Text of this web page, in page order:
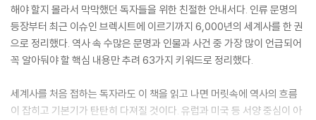
해야 할지 몰라서 막막했던 독자들을 위한 친절한 안내서다. 인류 문명의
등장부터 최근 이슈인 브렉시트에 이르기까지 6,000년의 세계사를 한 권
으로 정리했다. 역사 속 수많은 문명과 인물과 사건 중 가장 많이 언급되어
꼭 알아둬야 할 핵심 내용만 추려 63가지 키워드로 정리했다.
세계사를 처음 접하는 독자라도 이 책을 읽고 나면 머릿속에 역사의 흐름
이 잡히고 기본기가 탄탄히 다져질 것이다. 유럽과 미국 등 서양 중심이 아